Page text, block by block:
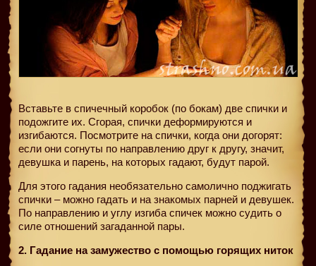
Вставьте в спичечный коробок (по бокам) две спички и
подожгите их. Сгорая, спички деформируются и
изгибаются. Посмотрите на спички, когда они догорят:
если они согнуты по направлению друг к другу, значит,
девушка и парень, на которых гадают, будут парой.
Для этого гадания необязательно самолично поджигать
спички – можно гадать и на знакомых парней и девушек.
По направлению и углу изгиба спичек можно судить о
силе отношений загаданной пары.
2. Гадание на замужество с помощью горящих ниток